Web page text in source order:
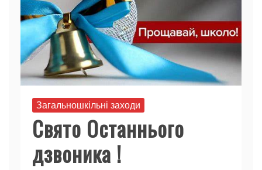
Загальношкільні заходи
Свято Останнього
дзвоника !